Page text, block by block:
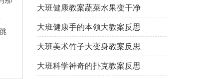
大班健康教案蔬菜水果变干净
大班健康手的本领大教案反思
大班美术竹子大变身教案反思
大班科学神奇的扑克教案反思